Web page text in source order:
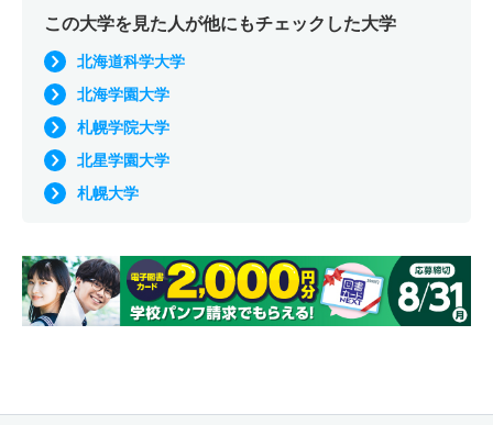
この大学を見た人が他にもチェックした大学
北海道科学大学
北海学園大学
札幌学院大学
北星学園大学
札幌大学